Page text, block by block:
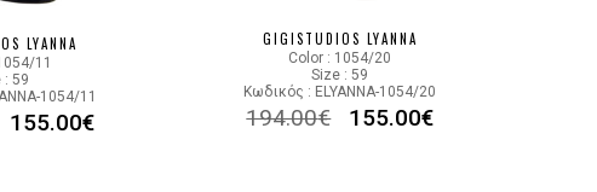
LYANNA
11
: 59
1054/11
155.00€
GIGISTUDIOS LYANNA
Color : 1054/20
Size : 59
Κωδικός : ELYANNA-1054/20
194.00€ 155.00€